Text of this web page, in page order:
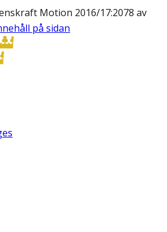
Motion 2016/17:2078 av
på sidan